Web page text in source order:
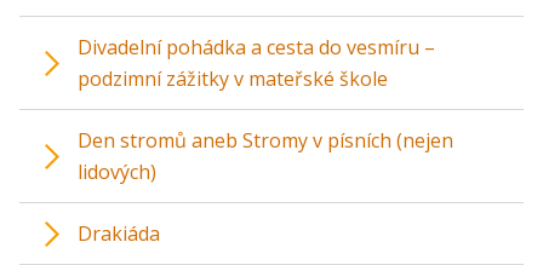
Divadelní pohádka a cesta do vesmíru –
podzimní zážitky v mateřské škole
Den stromů aneb Stromy v písních (nejen
lidových)
Drakiáda